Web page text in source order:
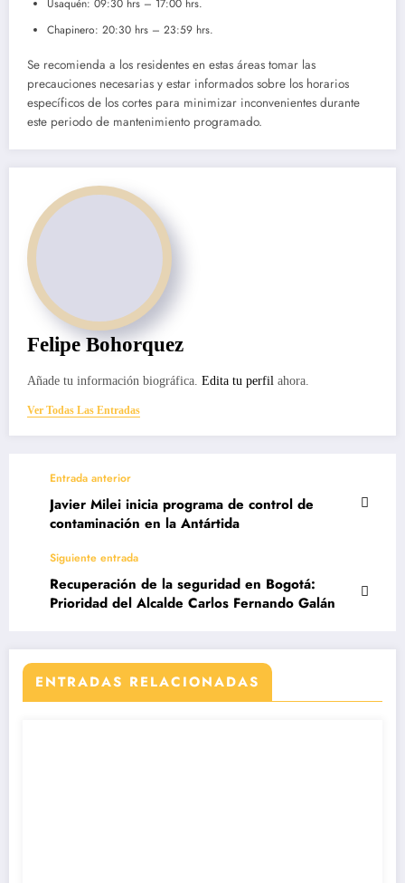
Usaquén: 09:30 hrs – 17:00 hrs.
Chapinero: 20:30 hrs – 23:59 hrs.
Se recomienda a los residentes en estas áreas tomar las
precauciones necesarias y estar informados sobre los horarios
específicos de los cortes para minimizar inconvenientes durante
este periodo de mantenimiento programado.
Felipe Bohorquez
Añade tu información biográfica. Edita tu perfil ahora.
Ver Todas Las Entradas
Entrada anterior
Javier Milei inicia programa de control de
contaminación en la Antártida
Siguiente entrada
​​Recuperación de la seguridad en Bogotá:
Prioridad del Alcalde Carlos Fernando Galán
ENTRADAS RELACIONADAS